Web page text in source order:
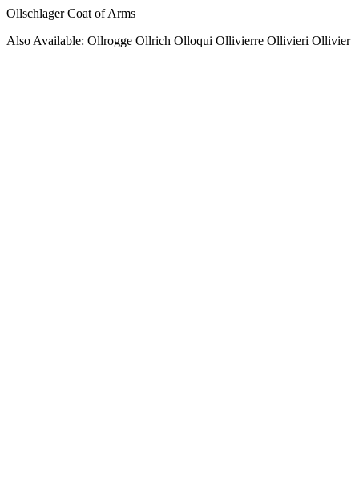
Ollschlager Coat of Arms
Also Available: Ollrogge Ollrich Olloqui Ollivierre Ollivieri Ollivier